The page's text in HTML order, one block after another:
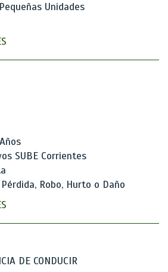
Unidades
SUBE Corrientes
Robo, Hurto o Daño
DE CONDUCIR